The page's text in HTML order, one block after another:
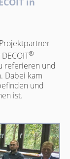
®
referieren und
Dabei kam
und
ist.